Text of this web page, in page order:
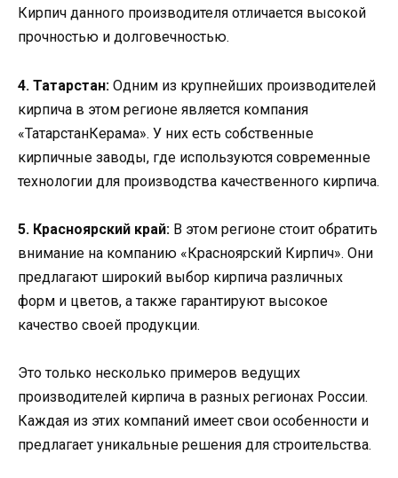
Кирпич данного производителя отличается высокой
прочностью и долговечностью.
4. Татарстан: Одним из крупнейших производителей
кирпича в этом регионе является компания
«ТатарстанКерама». У них есть собственные
кирпичные заводы, где используются современные
технологии для производства качественного кирпича.
5. Красноярский край: В этом регионе стоит обратить
внимание на компанию «Красноярский Кирпич». Они
предлагают широкий выбор кирпича различных
форм и цветов, а также гарантируют высокое
качество своей продукции.
Это только несколько примеров ведущих
производителей кирпича в разных регионах России.
Каждая из этих компаний имеет свои особенности и
предлагает уникальные решения для строительства.